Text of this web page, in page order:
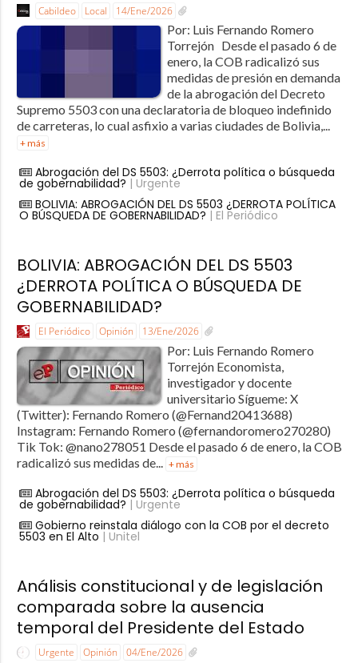
Cabildeo Local 14/Ene/2026
Por: Luis Fernando Romero
Torrejón Desde el pasado 6 de
enero, la COB radicalizó sus
medidas de presión en demanda
de la abrogación del Decreto
Supremo 5503 con una declaratoria de bloqueo indefinido
de carreteras, lo cual asfixio a varias ciudades de Bolivia,...
+ más
Abrogación del DS 5503: ¿Derrota política o búsqueda
de gobernabilidad? | Urgente
BOLIVIA: ABROGACIÓN DEL DS 5503 ¿DERROTA POLÍTICA
O BÚSQUEDA DE GOBERNABILIDAD? | El Periódico
BOLIVIA: ABROGACIÓN DEL DS 5503
¿DERROTA POLÍTICA O BÚSQUEDA DE
GOBERNABILIDAD?
El Periódico Opinión 13/Ene/2026
Por: Luis Fernando Romero
Torrejón Economista,
investigador y docente
universitario Sígueme: X
(Twitter): Fernando Romero (@Fernand20413688)
Instagram: Fernando Romero (@fernandoromero270280)
Tik Tok: @nano278051 Desde el pasado 6 de enero, la COB
radicalizó sus medidas de... + más
Abrogación del DS 5503: ¿Derrota política o búsqueda
de gobernabilidad? | Urgente
Gobierno reinstala diálogo con la COB por el decreto
5503 en El Alto | Unitel
Análisis constitucional y de legislación
comparada sobre la ausencia
temporal del Presidente del Estado
Urgente Opinión 04/Ene/2026